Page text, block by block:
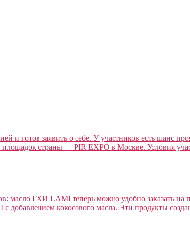
и готов заявить о себе. У участников есть шанс
страны — PIR EXPO в Москве. Условия
масло ГХИ LAMI теперь можно удобно заказать
кокосового масла. Эти продукты